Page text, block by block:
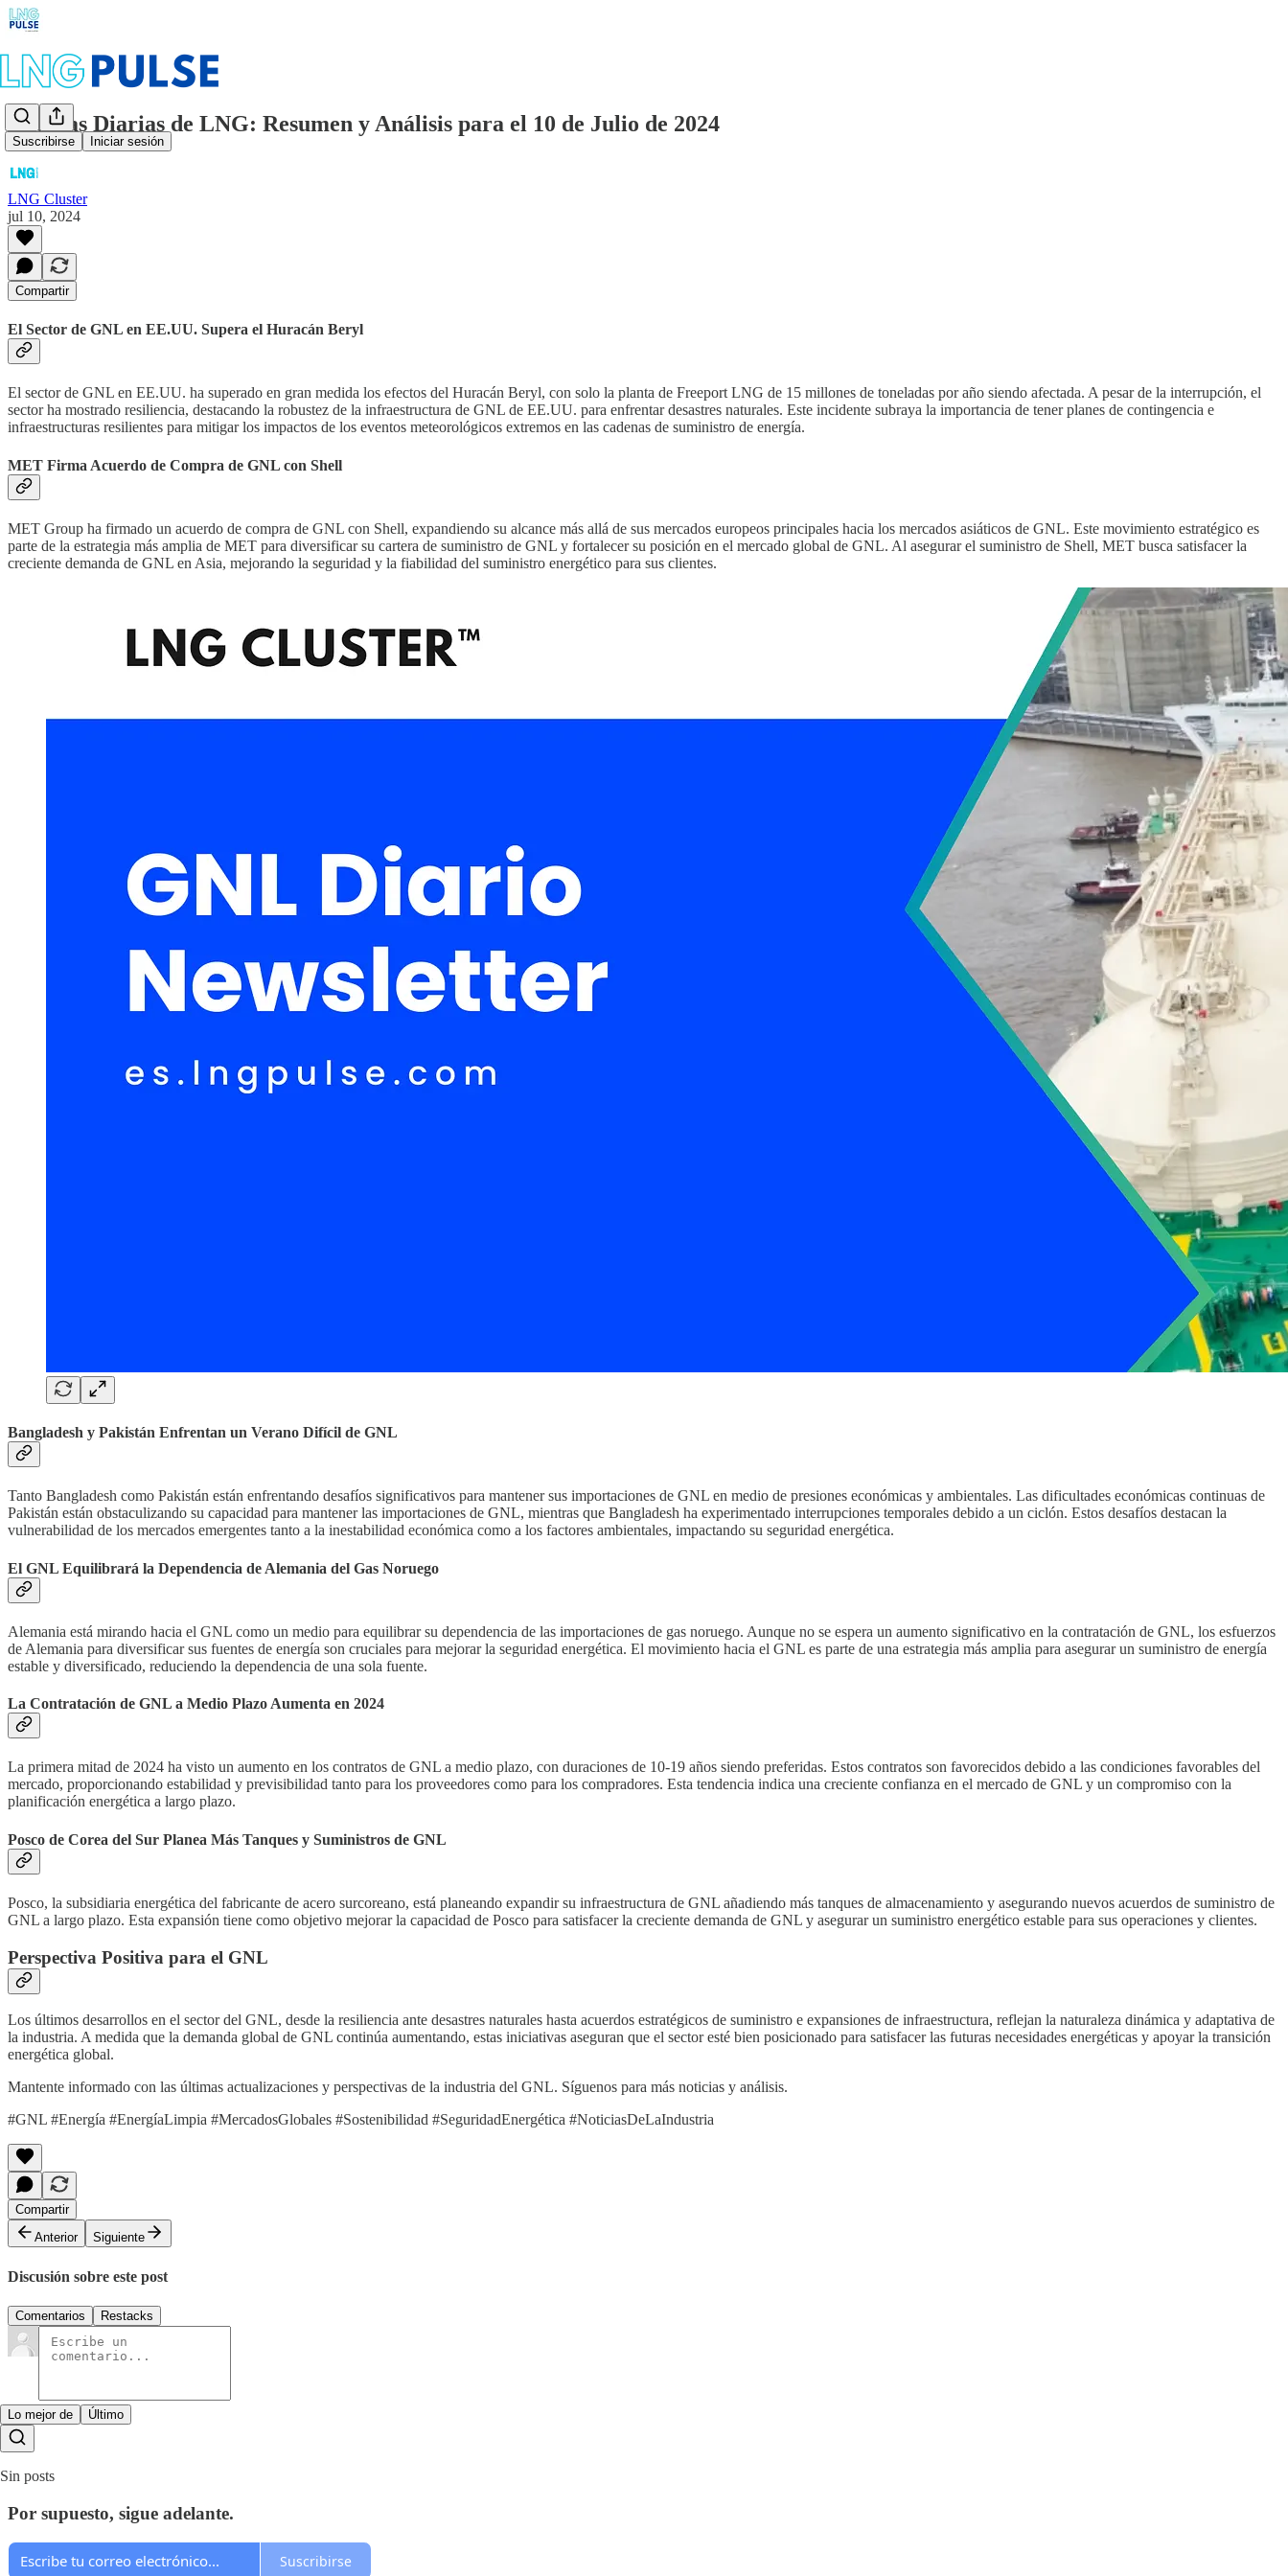
Suscribirse Iniciar sesión
Noticias Diarias de LNG: Resumen y Análisis para el 10 de Julio de 2024
LNG Cluster
jul 10, 2024
Compartir
El Sector de GNL en EE.UU. Supera el Huracán Beryl
El sector de GNL en EE.UU. ha superado en gran medida los efectos del Huracán Beryl, con solo la planta de Freeport LNG de 15 millones de toneladas por año siendo afectada. A pesar de la interrupción, el
sector ha mostrado resiliencia, destacando la robustez de la infraestructura de GNL de EE.UU. para enfrentar desastres naturales. Este incidente subraya la importancia de tener planes de contingencia e
infraestructuras resilientes para mitigar los impactos de los eventos meteorológicos extremos en las cadenas de suministro de energía.
MET Firma Acuerdo de Compra de GNL con Shell
MET Group ha firmado un acuerdo de compra de GNL con Shell, expandiendo su alcance más allá de sus mercados europeos principales hacia los mercados asiáticos de GNL. Este movimiento estratégico es
parte de la estrategia más amplia de MET para diversificar su cartera de suministro de GNL y fortalecer su posición en el mercado global de GNL. Al asegurar el suministro de Shell, MET busca satisfacer la
creciente demanda de GNL en Asia, mejorando la seguridad y la fiabilidad del suministro energético para sus clientes.
Bangladesh y Pakistán Enfrentan un Verano Difícil de GNL
Tanto Bangladesh como Pakistán están enfrentando desafíos significativos para mantener sus importaciones de GNL en medio de presiones económicas y ambientales. Las dificultades económicas continuas de
Pakistán están obstaculizando su capacidad para mantener las importaciones de GNL, mientras que Bangladesh ha experimentado interrupciones temporales debido a un ciclón. Estos desafíos destacan la
vulnerabilidad de los mercados emergentes tanto a la inestabilidad económica como a los factores ambientales, impactando su seguridad energética.
El GNL Equilibrará la Dependencia de Alemania del Gas Noruego
Alemania está mirando hacia el GNL como un medio para equilibrar su dependencia de las importaciones de gas noruego. Aunque no se espera un aumento significativo en la contratación de GNL, los esfuerzos
de Alemania para diversificar sus fuentes de energía son cruciales para mejorar la seguridad energética. El movimiento hacia el GNL es parte de una estrategia más amplia para asegurar un suministro de energía
estable y diversificado, reduciendo la dependencia de una sola fuente.
La Contratación de GNL a Medio Plazo Aumenta en 2024
La primera mitad de 2024 ha visto un aumento en los contratos de GNL a medio plazo, con duraciones de 10-19 años siendo preferidas. Estos contratos son favorecidos debido a las condiciones favorables del
mercado, proporcionando estabilidad y previsibilidad tanto para los proveedores como para los compradores. Esta tendencia indica una creciente confianza en el mercado de GNL y un compromiso con la
planificación energética a largo plazo.
Posco de Corea del Sur Planea Más Tanques y Suministros de GNL
Posco, la subsidiaria energética del fabricante de acero surcoreano, está planeando expandir su infraestructura de GNL añadiendo más tanques de almacenamiento y asegurando nuevos acuerdos de suministro de
GNL a largo plazo. Esta expansión tiene como objetivo mejorar la capacidad de Posco para satisfacer la creciente demanda de GNL y asegurar un suministro energético estable para sus operaciones y clientes.
Perspectiva Positiva para el GNL
Los últimos desarrollos en el sector del GNL, desde la resiliencia ante desastres naturales hasta acuerdos estratégicos de suministro e expansiones de infraestructura, reflejan la naturaleza dinámica y adaptativa de
la industria. A medida que la demanda global de GNL continúa aumentando, estas iniciativas aseguran que el sector esté bien posicionado para satisfacer las futuras necesidades energéticas y apoyar la transición
energética global.
Mantente informado con las últimas actualizaciones y perspectivas de la industria del GNL. Síguenos para más noticias y análisis.
#GNL #Energía #EnergíaLimpia #MercadosGlobales #Sostenibilidad #SeguridadEnergética #NoticiasDeLaIndustria
Compartir
Anterior
Siguiente
Discusión sobre este post
Comentarios Restacks
Lo mejor de Último
Sin posts
Por supuesto, sigue adelante.
Suscribirse